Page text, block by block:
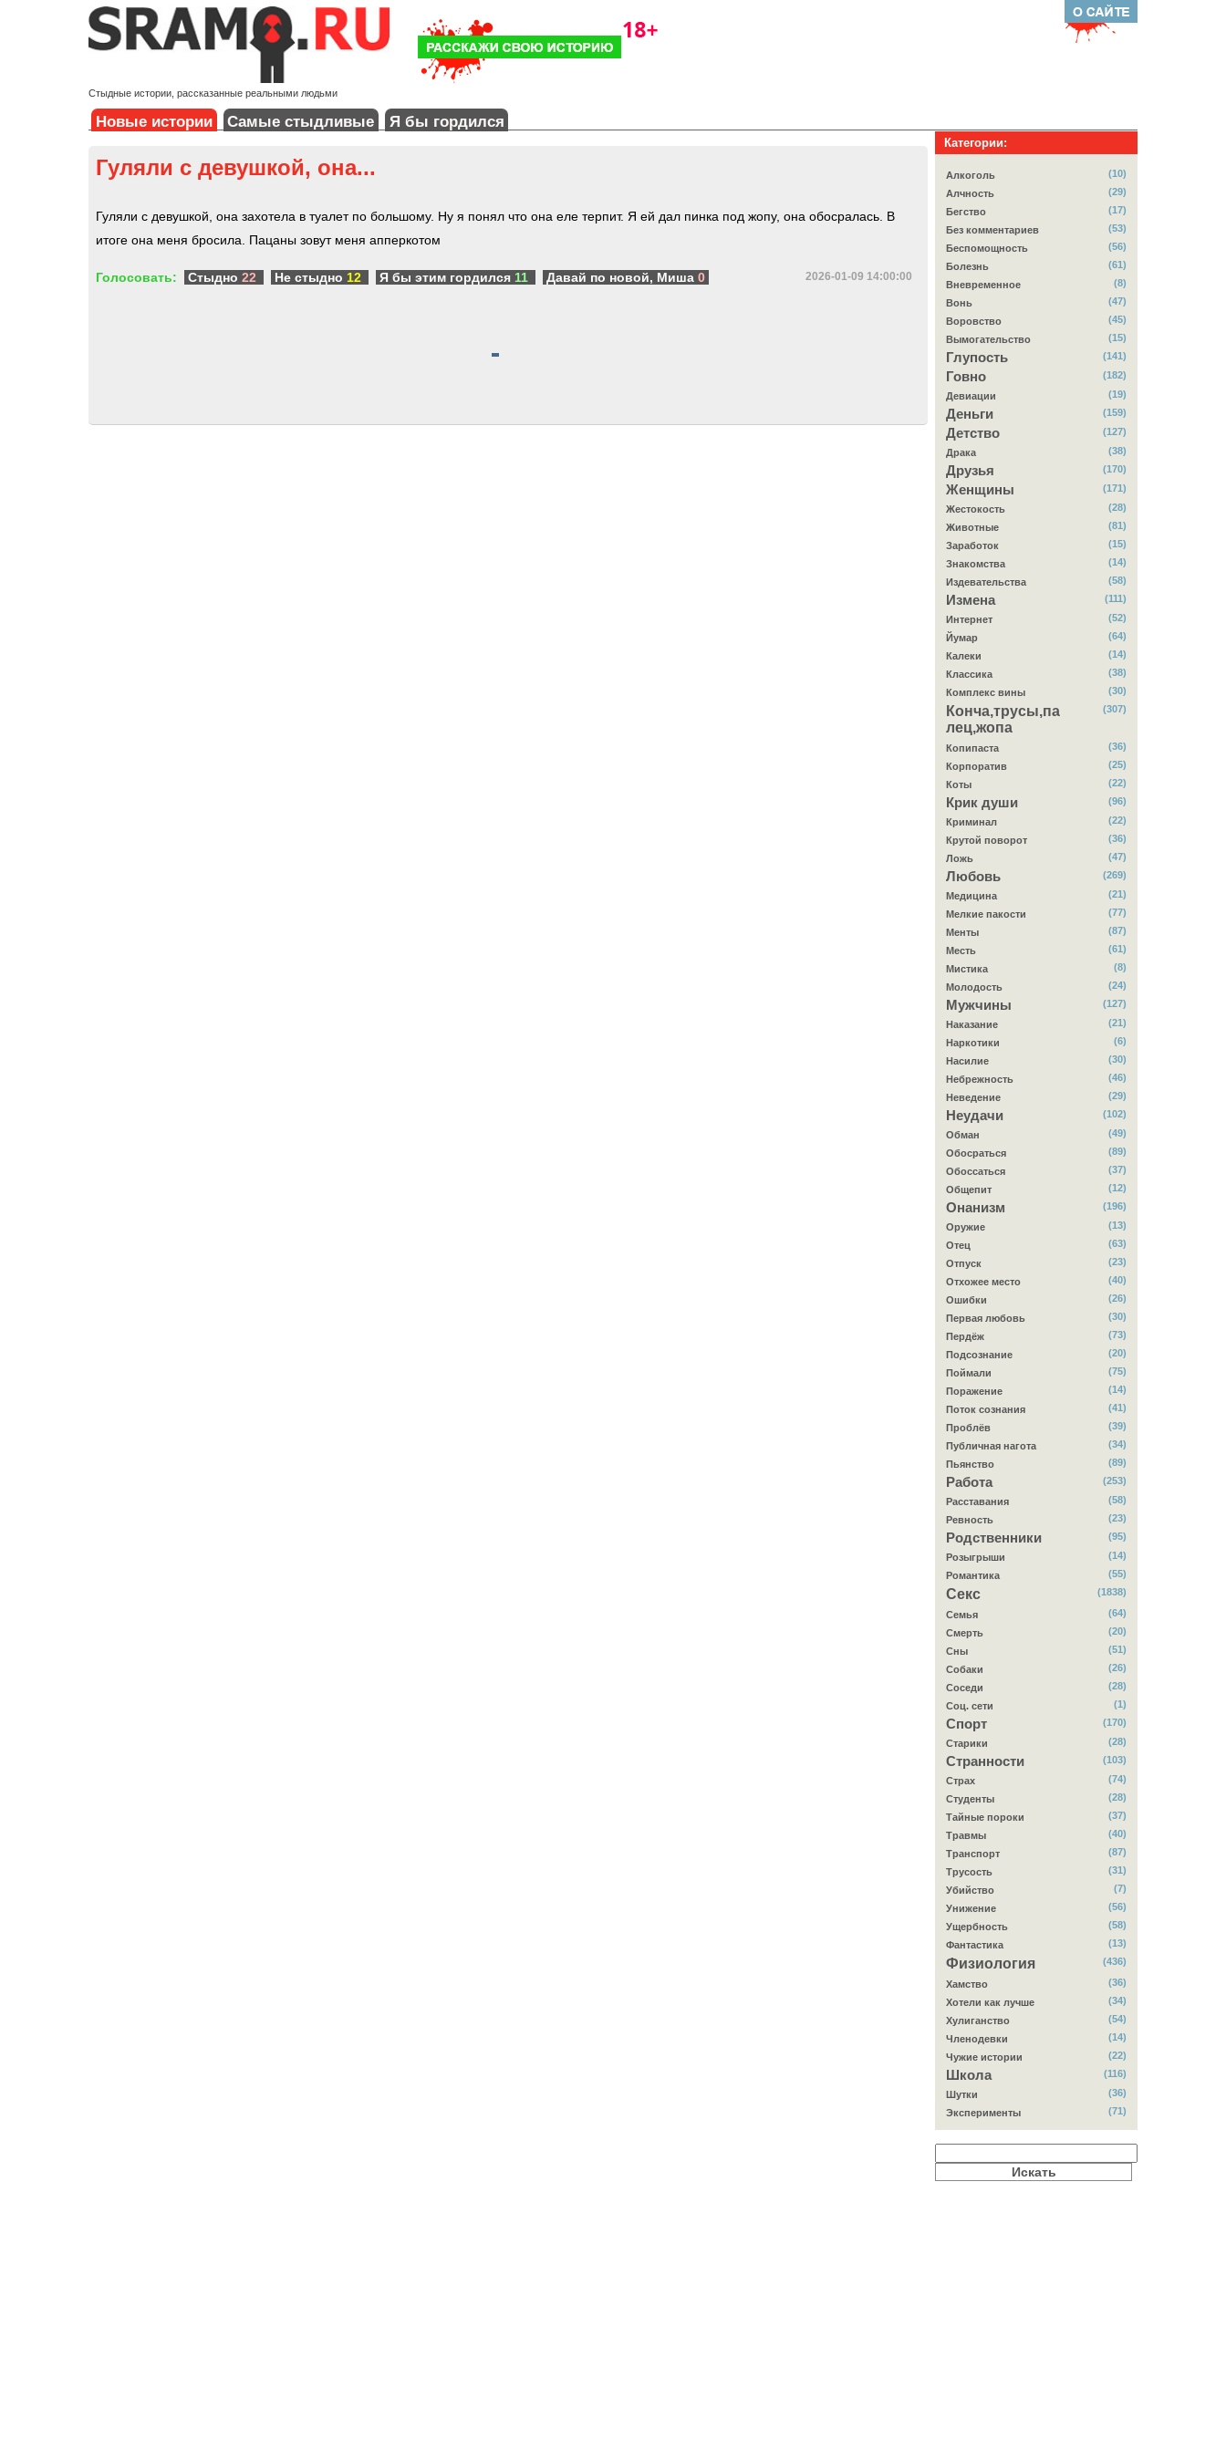
Стыдные истории, рассказанные реальными людьми
Новые истории Самые стыдливые Я бы гордился
Гуляли с девушкой, она...
Гуляли с девушкой, она захотела в туалет по большому. Ну я понял что она еле терпит. Я ей дал пинка под жопу, она обосралась. В
итоге она меня бросила. Пацаны зовут меня апперкотом
Голосовать: Стыдно 22 Не стыдно 12 Я бы этим гордился 11 Давай по новой, Миша 0 2026-01-09 14:00:00
Категории:
Алкоголь
(10)
Алчность
(29)
Бегство
(17)
Без комментариев
(53)
Беспомощность
(56)
Болезнь
(61)
Вневременное
(8)
Вонь
(47)
Воровство
(45)
Вымогательство
(15)
Глупость (141)
Говно
(182)
Девиации
(19)
Деньги (159)
Детство
(127)
Драка
(38)
Друзья (170)
Женщины
(171)
Жестокость
(28)
Животные
(81)
Заработок
(15)
Знакомства
(14)
Издевательства
(58)
Измена
(111)
Интернет
(52)
Йумар
(64)
Калеки
(14)
Классика
(38)
Комплекс вины
(30)
Конча,трусы,па
лец,жопа
(307)
Копипаста
(36)
Корпоратив
(25)
Коты
(22)
Крик души
(96)
Криминал
(22)
Крутой поворот
(36)
Ложь
(47)
Любовь
(269)
Медицина
(21)
Мелкие пакости
(77)
Менты
(87)
Месть
(61)
Мистика
(8)
Молодость
(24)
Мужчины
(127)
Наказание
(21)
Наркотики
(6)
Насилие
(30)
Небрежность
(46)
Неведение
(29)
Неудачи
(102)
Обман
(49)
Обосраться
(89)
Обоссаться
(37)
Общепит
(12)
Онанизм
(196)
Оружие
(13)
Отец
(63)
Отпуск
(23)
Отхожее место
(40)
Ошибки
(26)
Первая любовь
(30)
Пердёж
(73)
Подсознание
(20)
Поймали
(75)
Поражение
(14)
Поток сознания
(41)
Проблёв
(39)
Публичная нагота
(34)
Пьянство
(89)
Работа
(253)
Расставания
(58)
Ревность
(23)
Родственники
(95)
Розыгрыши
(14)
Романтика
(55)
Секс (1838)
Семья
(64)
Смерть
(20)
Сны
(51)
Собаки
(26)
Соседи
(28)
Соц. сети
(1)
Спорт
(170)
Старики
(28)
Странности
(103)
Страх
(74)
Студенты
(28)
Тайные пороки
(37)
Травмы
(40)
Транспорт
(87)
Трусость
(31)
Убийство
(7)
Унижение
(56)
Ущербность
(58)
Фантастика
(13)
Физиология (436)
Хамство
(36)
Хотели как лучше
(34)
Хулиганство
(54)
Членодевки
(14)
Чужие истории
(22)
Школа
(116)
Шутки
(36)
Эксперименты
(71)